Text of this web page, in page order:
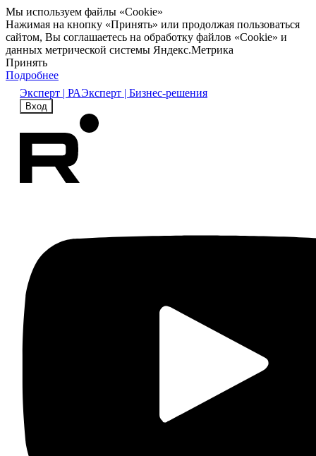
Мы используем файлы «Cookie»
Нажимая на кнопку «Принять» или продолжая пользоваться
сайтом, Вы соглашаетесь на обработку файлов «Cookie» и
данных метрической системы Яндекс.Метрика
Принять
Подробнее
Эксперт | РАЭксперт | Бизнес-решения
Вход